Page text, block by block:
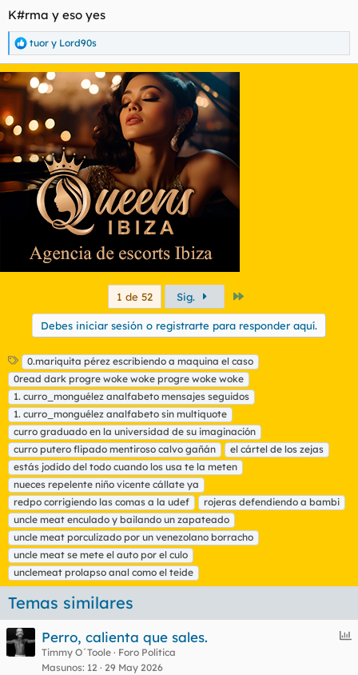
K#rma y eso yes
R
e
a
c
o
n
s
tuor y Lord90s
1 de 52 Sig.
Debes iniciar sesión o registrarte para responder aquí.
E
t
i
q
u
e
t
a
s
0.mariquita pérez escribiendo a maquina el caso
0read dark progre woke woke progre woke woke
1. curro_monguélez analfabeto mensajes seguidos
1. curro_monguélez analfabeto sin multiquote
curro graduado en la universidad de su imaginación
curro putero flipado mentiroso calvo gañán
el cártel de los zejas
estás jodido del todo cuando los usa te la meten
nueces repelente niño vicente cállate ya
redpo corrigiendo las comas a la udef
rojeras defendiendo a bambi
uncle meat enculado y bailando un zapateado
uncle meat porculizado por un venezolano borracho
uncle meat se mete el auto por el culo
unclemeat prolapso anal como el teide
Temas similares
E
Perro, calienta que sales.
Timmy O´Toole
Foro Política
Masunos 12 29 May 2026